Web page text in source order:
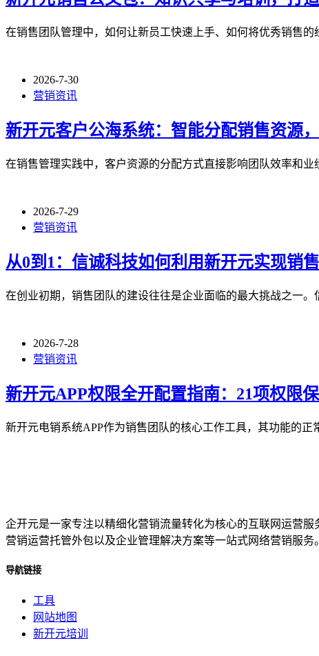
在销售团队管理中，如何让新员工快速上手、如何将优秀销售
2026-7-30
营销资讯
新开元客户公海系统：智能分配销售资源
在销售管理实践中，客户资源的分配方式直接影响团队效率和
2026-7-29
营销资讯
从0到1：信诚科技如何利用新开元实现销
在创业初期，销售团队的建设往往是企业面临的最大挑战之一
2026-7-28
营销资讯
新开元APP权限全开配置指南：21项权限
新开元电销系统APP作为销售团队的核心工作工具，其功能的
企开元是一家专注以精细化营销流量转化为核心的互联网运营
营销运营托管外包以及企业管理解决方案等一站式网络营销服务。
导航链接
工具
网站地图
新开元培训